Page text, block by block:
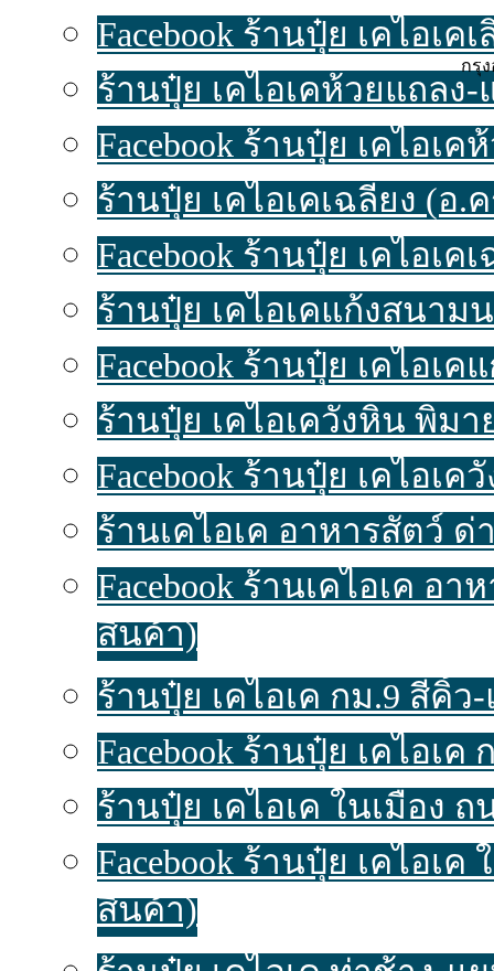
Facebook ร้านปุ๋ย เคไอเ
ร้านปุ๋ย เคไอเคห้วยแถลง
Facebook ร้านปุ๋ย เคไอ
ร้านปุ๋ย เคไอเคเฉลียง (อ.
Facebook ร้านปุ๋ย เคไอเ
ร้านปุ๋ย เคไอเคแก้งสนาม
Facebook ร้านปุ๋ย เคไอ
ร้านปุ๋ย เคไอเควังหิน พิม
Facebook ร้านปุ๋ย เคไอ
ร้านเคไอเค อาหารสัตว์
Facebook ร้านเคไอเค
สินค้า)
ร้านปุ๋ย เคไอเค กม.9 สีคิ้ว
Facebook ร้านปุ๋ย เคไอเ
ร้านปุ๋ย เคไอเค ในเมือง
Facebook ร้านปุ๋ย เคไอเ
สินค้า)
กรุ